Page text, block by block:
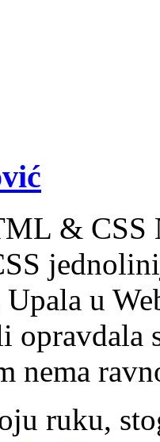
& CSS
u
opravdala
nema
ruku,